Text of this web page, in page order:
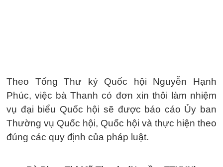
Theo Tổng Thư ký Quốc hội Nguyễn Hạnh
Phúc, việc bà Thanh có đơn xin thôi làm nhiệm
vụ đại biểu Quốc hội sẽ được báo cáo Ủy ban
Thường vụ Quốc hội, Quốc hội và thực hiện theo
đúng các quy định của pháp luật.